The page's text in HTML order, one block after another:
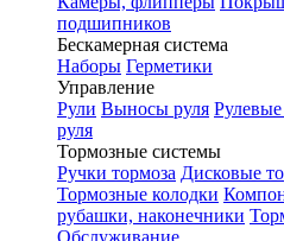
подшипников
Бескамерная система
Наборы Герметики
Управление
Рули Выносы руля
руля
Тормозные системы
Ручки тормоза Дисковые
Тормозные колодки
рубашки, наконечники